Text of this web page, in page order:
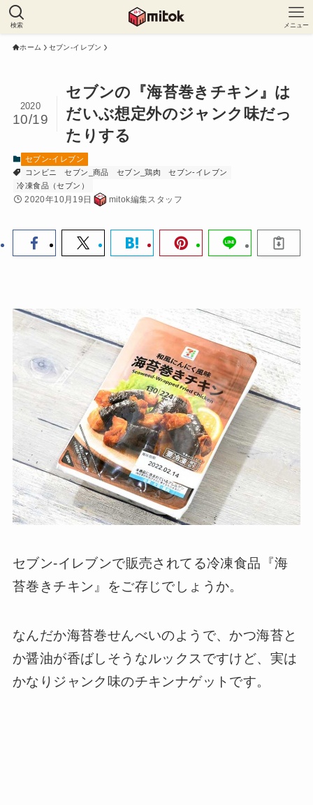
検索 メニュー
ホーム セブン-イレブン
セブンの『海苔巻きチキン』は
だいぶ想定外のジャンク味だっ
たりする
2020
10/19
セブン-イレブン
コンビニ
セブン_商品 セブン_鶏肉
セブン-イレブン
冷凍食品（セブン）
2020年10月19日 mitok編集スタッフ
セブン-イレブンで販売されてる冷凍食品『海
苔巻きチキン』をご存じでしょうか。
なんだか海苔巻せんべいのようで、かつ海苔と
か醤油が香ばしそうなルックスですけど、実は
かなりジャンク味のチキンナゲットです。